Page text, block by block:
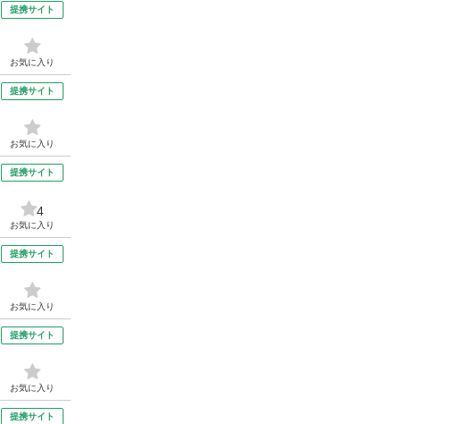
提携サイト
お気に入り
提携サイト
お気に入り
提携サイト
4
お気に入り
提携サイト
お気に入り
提携サイト
お気に入り
提携サイト